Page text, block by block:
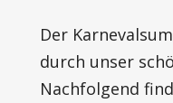
Der
durch unser
Nachfolgend